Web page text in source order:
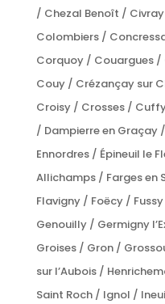
/ Chezal Benoît /
Colombiers /
Corquoy / Couargues /
Couy / Crézançay sur
Croisy / Crosses /
/ Dampierre en Graçay
Ennordres / Épineuil le
Allichamps / Farges en
Flavigny / Foëcy /
Genouilly / Germigny
Groises / Gron /
sur l’Aubois /
Saint Roch / Ignol /